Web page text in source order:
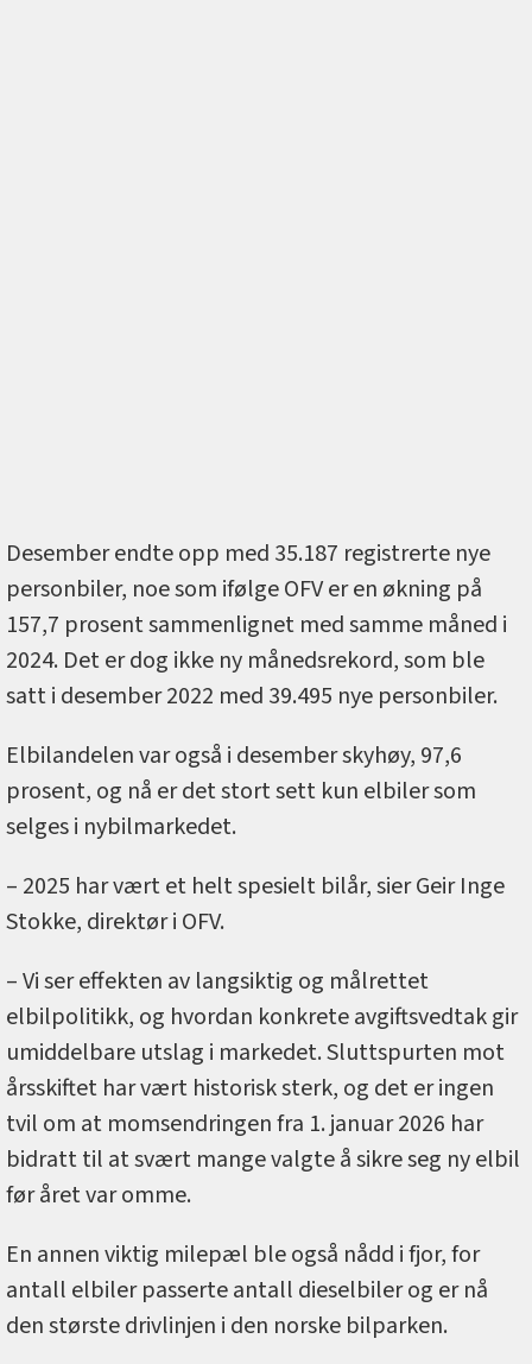
Desember endte opp med 35.187 registrerte nye
personbiler, noe som ifølge OFV er en økning på
157,7 prosent sammenlignet med samme måned i
2024. Det er dog ikke ny månedsrekord, som ble
satt i desember 2022 med 39.495 nye personbiler.
Elbilandelen var også i desember skyhøy, 97,6
prosent, og nå er det stort sett kun elbiler som
selges i nybilmarkedet.
– 2025 har vært et helt spesielt bilår, sier Geir Inge
Stokke, direktør i OFV.
– Vi ser effekten av langsiktig og målrettet
elbilpolitikk, og hvordan konkrete avgiftsvedtak gir
umiddelbare utslag i markedet. Sluttspurten mot
årsskiftet har vært historisk sterk, og det er ingen
tvil om at momsendringen fra 1. januar 2026 har
bidratt til at svært mange valgte å sikre seg ny elbil
før året var omme.
En annen viktig milepæl ble også nådd i fjor, for
antall elbiler passerte antall dieselbiler og er nå
den største drivlinjen i den norske bilparken.